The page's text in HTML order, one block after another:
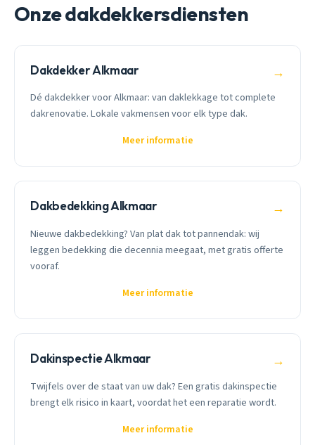
Onze dakdekkersdiensten
Dakdekker Alkmaar →
Dé dakdekker voor Alkmaar: van daklekkage tot complete
dakrenovatie. Lokale vakmensen voor elk type dak.
Meer informatie
Dakbedekking Alkmaar →
Nieuwe dakbedekking? Van plat dak tot pannendak: wij
leggen bedekking die decennia meegaat, met gratis offerte
vooraf.
Meer informatie
Dakinspectie Alkmaar →
Twijfels over de staat van uw dak? Een gratis dakinspectie
brengt elk risico in kaart, voordat het een reparatie wordt.
Meer informatie